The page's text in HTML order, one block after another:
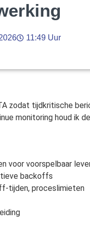
11:49 Uur
zodat tijdkritische
monitoring houd ik
voor voorspelbaar
backoffs
tijden, proceslimieten